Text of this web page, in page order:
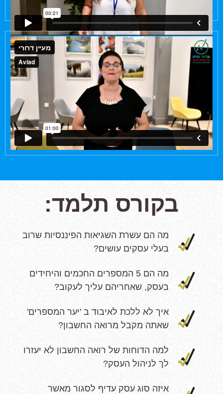
בקורס תלמד:
מה הם עשרת השגיאות הפיננסיות שרוב
בעלי עסקים עושים?
מה הם 5 המספרים החכמים והיחידים
בעסק, שאחריהם עליך לעקוב?
איך לא ללכת לאיבוד ב 'יער המספרים'
שאתה מקבל מרואה החשבון?
למה הדוחות של רואה החשבון לא יעזרו
לך לניהול העסק?
איזה סוג עסק עדיף לסגור מאשר